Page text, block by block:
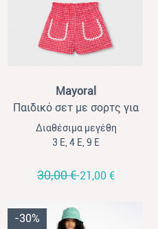
Mayoral
Παιδικό σετ με σορτς για
κορίτσια Mayoral
σφηκοφωλιά κόκκινο καρό
Διαθέσιμα μεγέθη
3 Ε, 4 Ε, 9 Ε
30,00 €21,00 €
-30%